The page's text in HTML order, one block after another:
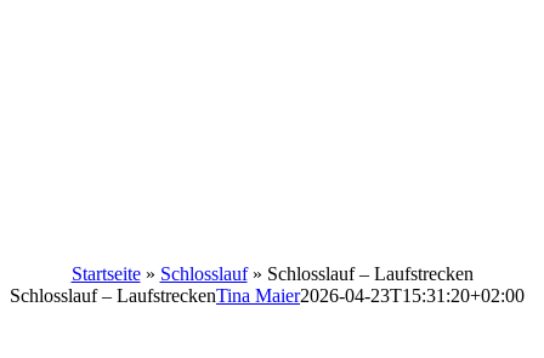
Startseite» Schlosslauf» Schlosslauf – Laufstrecken
Schlosslauf – LaufstreckenTina Maier2026-04-23T15:31:20+02:00